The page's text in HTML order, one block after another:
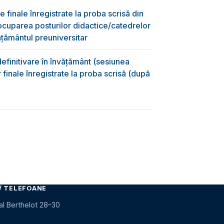
finale înregistrate la proba scrisă din
posturilor didactice/catedrelor
preuniversitar
în învățământ (sesiunea
înregistrate la proba scrisă (după
TELEFOANE
Berthelot 28–30